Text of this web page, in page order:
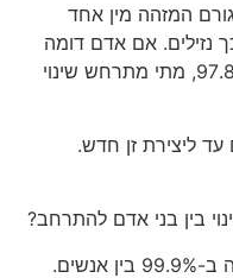
המזהה מין אחד
נזילים. אם אדם דומה
לאדם ב-99.9% ולשימפנזה רק ב-97.8%, מתי מתרחש שינוי
עד ליצירת זן חדש.
האנושי זהה ב-99.9% בין אנשים.